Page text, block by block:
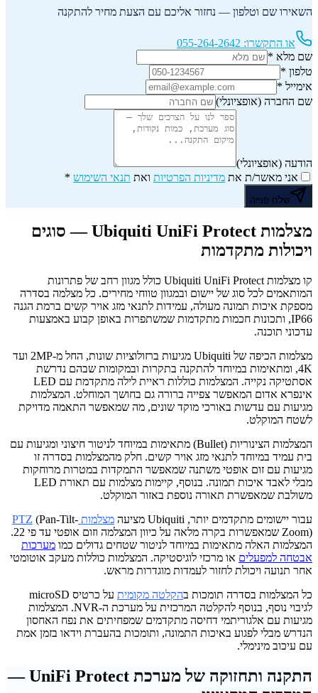
השאירו שם וטלפון — נחזור אליכם עם הצעת מחיר להתקנה
או התקשרו: 055-264-2642
שם מלא *
טלפון *
אימייל *
שם החברה (אופציונלי)
הודעה (אופציונלי)
אני מאשר/ת את מדיניות הפרטיות ואת תנאי השימוש *
שלח פנייה
מצלמות Ubiquiti UniFi Protect — סוגים
ויכולות מתקדמות
קו מצלמות Ubiquiti UniFi Protect כולל מגוון רחב של פתרונות
המותאמים לכל סוג של יישום ובמגוון טווחי מחירים. כל מצלמה בסדרה
מספקת איכות תמונה מעולה, עמידות לתנאי מזג אויר קשים ברמת הגנה
IP66, ותכונות חכמות מתקדמות שמשתפרות באופן קבוע באמצעות
עדכוני תוכנה.
מצלמות הכיפה של Ubiquiti מגיעות ברזולוציות שונות, החל מ-2MP ועד
4K, ומתאימות במיוחד להתקנה בתקרות ובמקומות שבהם נדרשת
אסתטיקה נקייה. המצלמות כוללות ראיית לילה מתקדמת עם LED
אינפרא אדום המאפשר צפייה ברורה גם בחושך המוחלט. המצלמות
מגיעות עם עדשות באורכי מוקד שונים, מה שמאפשר התאמה מדויקת
לשטח המוקלט.
המצלמות הצינוריות (Bullet) מתאימות במיוחד לניטור חיצוני ומגיעות עם
בית עמיד במיוחד לתנאי מזג אויר קשים. חלק מהמצלמות בסדרה זו
מגיעות עם זום אופטי משתנה שמאפשר התמקדות במטרות מרוחקות
מבלי לאבד איכות תמונה. בנוסף, קיימות מצלמות עם תאורת LED
משולבת שמאפשרת תאורה נוספת באזור המוקלט.
עבור יישומים מתקדמים יותר, Ubiquiti מציעה
מצלמות PTZ (Pan-Tilt-
Zoom) שמאפשרות בקרה מלאה על כיוון המצלמה וזום אופטי עד פי 22.
המצלמות האלה מתאימות במיוחד לניטור שטחים גדולים כמו מערכות
אבטחה למפעלים או מרכזי לוגיסטיקה. המצלמות כוללות מעקב אוטומטי
אחר תנועה ויכולת לחזור לעמדות מוגדרות מראש.
כל המצלמות בסדרה תומכות בהקלטה מקומית
על כרטיס microSD
לגיבוי נוסף, בנוסף להקלטה המרכזית על מערכת ה-NVR. המצלמות
מגיעות עם אלגוריתמי דחיסה מתקדמים שמפחיתים את נפח האחסון
הנדרש מבלי לפגוע באיכות התמונה, ותומכות בהעברת וידאו בזמן אמת
עם עיכוב מינימלי.
התקנה ותחזוקה של מערכת UniFi Protect —